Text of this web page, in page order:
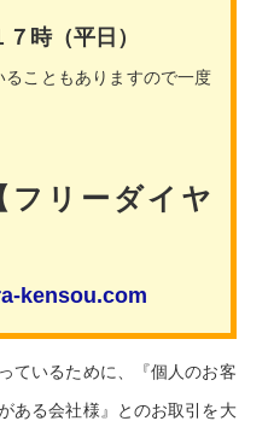
時（平日）
こともありますので一度
フリーダイヤ
kensou.com
ているために、『個人のお客
ある会社様』とのお取引を大